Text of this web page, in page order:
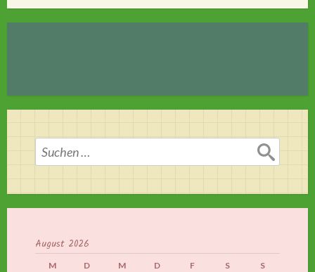
Suchen
nach:
August 2026
M D M D F S S